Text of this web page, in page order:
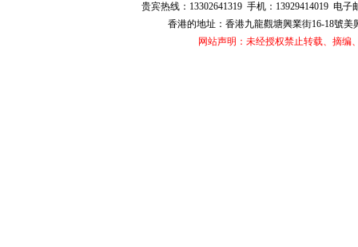
贵宾热线：13302641319 手机：13929414019 电
香港的地址：香港九龍觀塘興業街16-18號美
网站声明：未经授权禁止转载、摘编